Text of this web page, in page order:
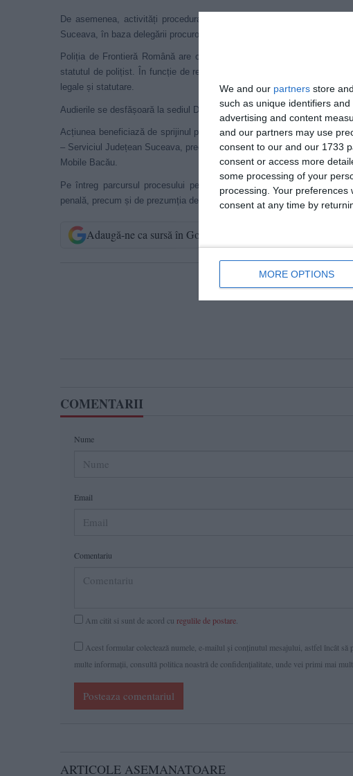
We and our partners store
such as unique identifiers
advertising and content
and our partners may use
consent to our and our 1733
consent or access more
some processing of your
processing. Your
consent at any time by
MORE OPTIONS
De asemenea, activități procedurale sunt desfășurate și de organele
Suceava, în baza delegării procurorului.
Poliția de Frontieră Română are o poziție fermă față de orice
statutul de polițist. În funcție de rezultatele anchetei și de măsurile
legale și statutare.
Audierile se desfășoară la sediul D.I.I.C.O.T. – Serviciul Teritorial
Acțiunea beneficiază de sprijinul polițiștilor brigăzilor de combatere a
– Serviciul Județean Suceava, precum și al jandarmilor din cadrul
Mobile Bacău.
Pe întreg parcursul procesului penal, persoanele cercetate
penală, precum și de prezumția de nevinovăție.
Adaugă-ne ca sursă în Google
Ti-a
COMENTARII
Nume
Email
Comentariu
Am citit si sunt de acord cu regulile de postare
Acest formular colectează numele, e-mailul şi conținutul mesajului, astfel încât
multe informaţii, consultă politica noastră de confidenţialitate, unde vei primi mai
Posteaza comentariul
ARTICOLE ASEMANATOARE